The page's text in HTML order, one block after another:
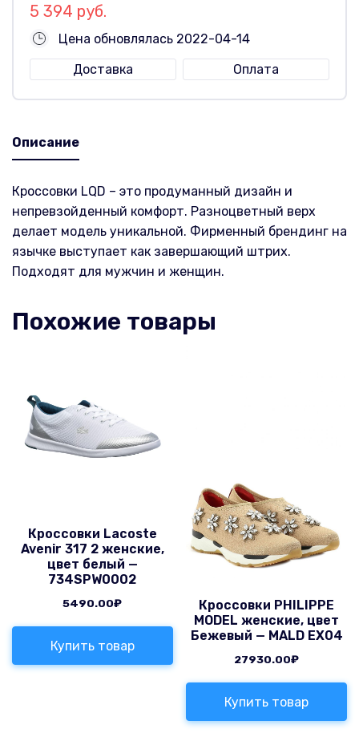
5 394 руб.
Цена обновлялась 2022-04-14
Доставка
Оплата
Описание
Кроссовки LQD – это продуманный дизайн и
непревзойденный комфорт. Разноцветный верх
делает модель уникальной. Фирменный брендинг на
язычке выступает как завершающий штрих.
Подходят для мужчин и женщин.
Похожие товары
Кроссовки Lacoste
Avenir 317 2 женские,
цвет белый —
734SPW0002
5490.00₽
Купить товар
Кроссовки PHILIPPE
MODEL женские, цвет
Бежевый — MALD EX04
27930.00₽
Купить товар